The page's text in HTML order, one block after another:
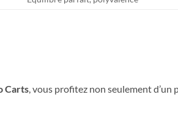
Carts , vous profitez non seulement